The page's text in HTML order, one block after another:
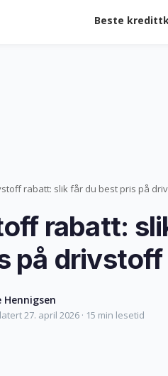
Beste
rabatt: slik får du best pris på
rabatt:
på drivstoff
Hennigsen
27. april 2026 · 15 min lesetid